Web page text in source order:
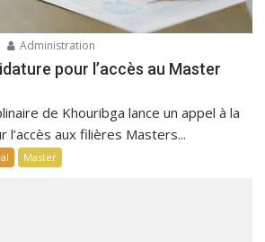
Administration
pour l’accès au Master
de Khouribga lance un appel à la
l’accès aux filières Masters...
Master